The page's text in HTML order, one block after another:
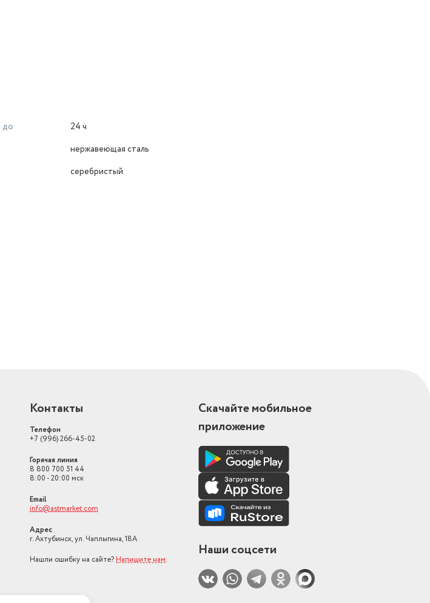
до
24 ч
нержавеющая сталь
серебристый
Контакты
Телефон
+7 (996) 266-45-02
Горячая линия
8 800 700 51 44
8:00 - 20:00 мск
Email
info@astmarket.com
Адрес
г. Ахтубинск, ул. Чаплыгина, 18А
Нашли ошибку на сайте? Напишите нам.
Скачайте мобильное
приложение
Наши соцсети